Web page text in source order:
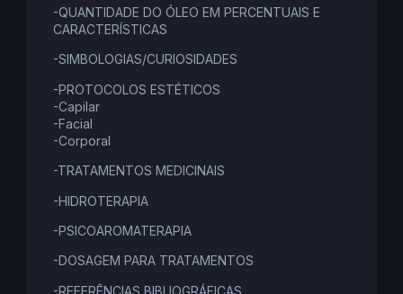
-QUANTIDADE DO ÓLEO EM PERCENTUAIS E
CARACTERÍSTICAS
-SIMBOLOGIAS/CURIOSIDADES
-PROTOCOLOS ESTÉTICOS
-Capilar
-Facial
-Corporal
-TRATAMENTOS MEDICINAIS
-HIDROTERAPIA
-PSICOAROMATERAPIA
-DOSAGEM PARA TRATAMENTOS
-REFERÊNCIAS BIBLIOGRÁFICAS